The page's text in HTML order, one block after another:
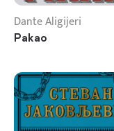
Dante Aligijeri
Pakao